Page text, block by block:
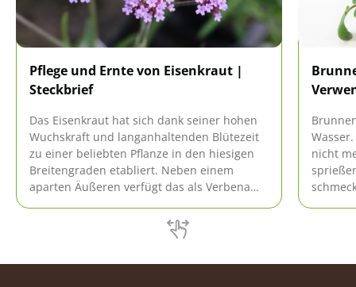
Pflege und Ernte von Eisenkraut |
Steckbrief
Das Eisenkraut hat sich dank seiner hohen
Wuchskraft und langanhaltenden Blütezeit
zu einer beliebten Pflanze in den hiesigen
Breitengraden etabliert. Neben einem
aparten Äußeren verfügt das als Verbena
Eigenschaften. Bei Pflege und Standort stellt
dieses gewisse Anforderungen.
nicht